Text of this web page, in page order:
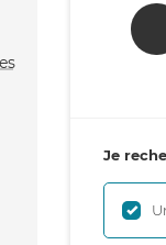
Je